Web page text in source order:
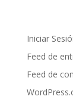
Iniciar
Feed de
Feed de